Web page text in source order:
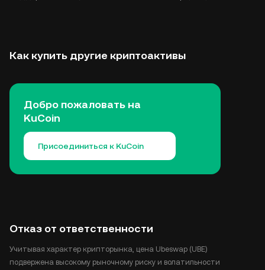
Как купить другие криптоактивы
Добро пожаловать на
KuCoin
Присоединиться к KuCoin
Отказ от ответственности
Учитывая характер крипторынка, цена Ubeswap (UBE)
подвержена высокому рыночному риску и волатильности